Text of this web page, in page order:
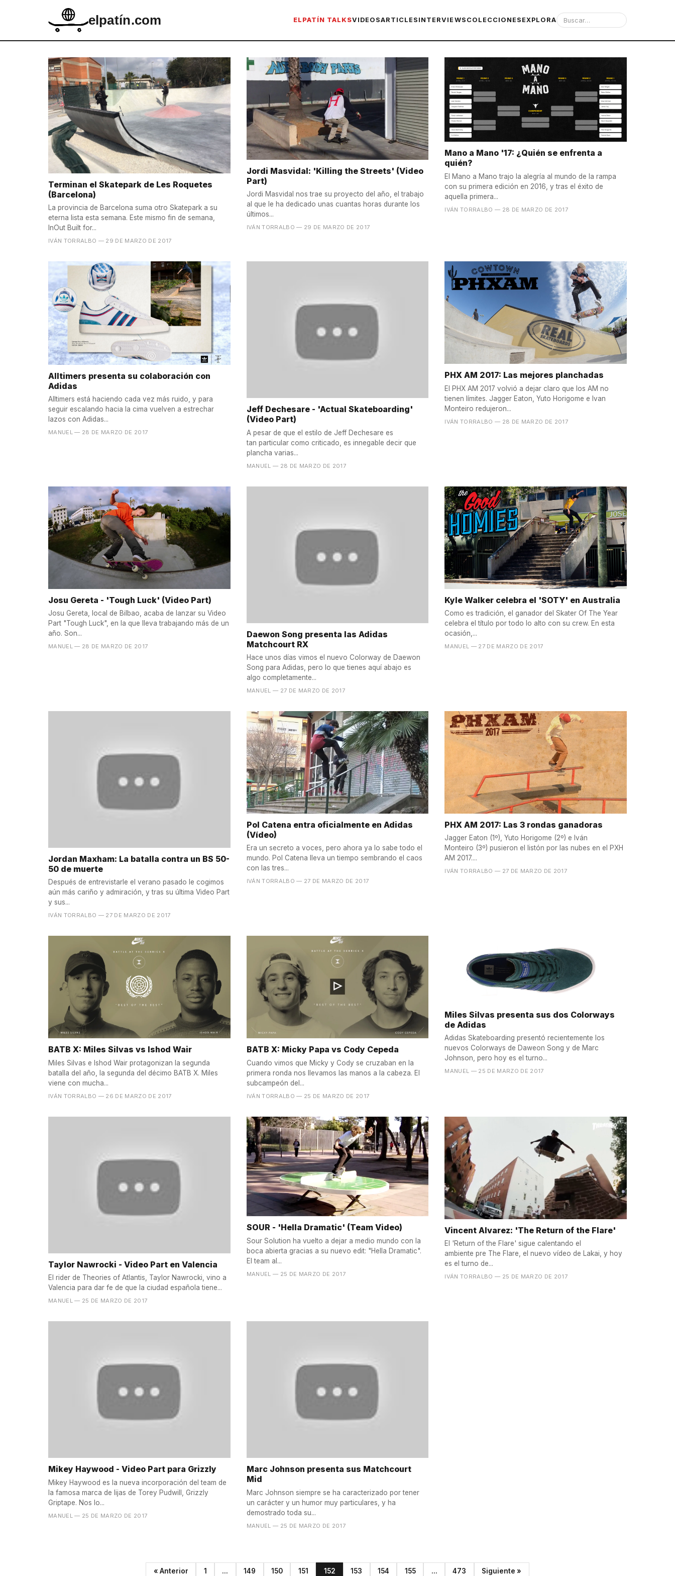
elpatín.com ELPATÍN TALKSVIDEOSARTICLES INTERVIEWS COLECCIONES EXPLORA
Terminan el Skatepark de Les Roquetes
(Barcelona)
La provincia de Barcelona suma otro Skatepark a su
eterna lista esta semana. Este mismo fin de semana,
InOut Built for...
IVÁN TORRALBO — 29 DE MARZO DE 2017
Jordi Masvidal: 'Killing the Streets' (Video
Part)
Jordi Masvidal nos trae su proyecto del año, el trabajo
al que le ha dedicado unas cuantas horas durante los
últimos...
IVÁN TORRALBO — 29 DE MARZO DE 2017
Mano a Mano '17: ¿Quién se enfrenta a
quién?
El Mano a Mano trajo la alegría al mundo de la rampa
con su primera edición en 2016, y tras el éxito de
aquella primera...
IVÁN TORRALBO — 28 DE MARZO DE 2017
Alltimers presenta su colaboración con
Adidas
Alltimers está haciendo cada vez más ruido, y para
seguir escalando hacia la cima vuelven a estrechar
lazos con Adidas...
MANUEL — 28 DE MARZO DE 2017
Jeff Dechesare - 'Actual Skateboarding'
(Video Part)
A pesar de que el estilo de Jeff Dechesare es
tan particular como criticado, es innegable decir que
plancha varias...
MANUEL — 28 DE MARZO DE 2017
PHX AM 2017: Las mejores planchadas
El PHX AM 2017 volvió a dejar claro que los AM no
tienen límites. Jagger Eaton, Yuto Horigome e Ivan
Monteiro redujeron...
IVÁN TORRALBO — 28 DE MARZO DE 2017
Josu Gereta - 'Tough Luck' (Video Part)
Josu Gereta, local de Bilbao, acaba de lanzar su Video
Part "Tough Luck", en la que lleva trabajando más de un
año. Son...
MANUEL — 28 DE MARZO DE 2017
Daewon Song presenta las Adidas
Matchcourt RX
Hace unos días vimos el nuevo Colorway de Daewon
Song para Adidas, pero lo que tienes aquí abajo es
algo completamente...
MANUEL — 27 DE MARZO DE 2017
Kyle Walker celebra el 'SOTY' en Australia
Como es tradición, el ganador del Skater Of The Year
celebra el título por todo lo alto con su crew. En esta
ocasión,...
MANUEL — 27 DE MARZO DE 2017
Jordan Maxham: La batalla contra un BS 50-
50 de muerte
Después de entrevistarle el verano pasado le cogimos
aún más cariño y admiración, y tras su última Video Part
y sus...
IVÁN TORRALBO — 27 DE MARZO DE 2017
Pol Catena entra oficialmente en Adidas
(Vídeo)
Era un secreto a voces, pero ahora ya lo sabe todo el
mundo. Pol Catena lleva un tiempo sembrando el caos
con las tres...
IVÁN TORRALBO — 27 DE MARZO DE 2017
PHX AM 2017: Las 3 rondas ganadoras
Jagger Eaton (1º), Yuto Horigome (2º) e Iván
Monteiro (3º) pusieron el listón por las nubes en el PXH
AM 2017....
IVÁN TORRALBO — 27 DE MARZO DE 2017
BATB X: Miles Silvas vs Ishod Wair
Miles Silvas e Ishod Wair protagonizan la segunda
batalla del año, la segunda del décimo BATB X. Miles
viene con mucha...
IVÁN TORRALBO — 26 DE MARZO DE 2017
BATB X: Micky Papa vs Cody Cepeda
Cuando vimos que Micky y Cody se cruzaban en la
primera ronda nos llevamos las manos a la cabeza. El
subcampeón del...
IVÁN TORRALBO — 25 DE MARZO DE 2017
Miles Silvas presenta sus dos Colorways
de Adidas
Adidas Skateboarding presentó recientemente los
nuevos Colorways de Daweon Song y de Marc
Johnson, pero hoy es el turno...
MANUEL — 25 DE MARZO DE 2017
Taylor Nawrocki - Video Part en Valencia
El rider de Theories of Atlantis, Taylor Nawrocki, vino a
Valencia para dar fe de que la ciudad española tiene...
MANUEL — 25 DE MARZO DE 2017
SOUR - 'Hella Dramatic' (Team Video)
Sour Solution ha vuelto a dejar a medio mundo con la
boca abierta gracias a su nuevo edit: "Hella Dramatic".
El team al...
MANUEL — 25 DE MARZO DE 2017
Vincent Alvarez: 'The Return of the Flare'
El 'Return of the Flare' sigue calentando el
ambiente pre The Flare, el nuevo vídeo de Lakai, y hoy
es el turno de...
IVÁN TORRALBO — 25 DE MARZO DE 2017
Mikey Haywood - Video Part para Grizzly
Mikey Haywood es la nueva incorporación del team de
la famosa marca de lijas de Torey Pudwill, Grizzly
Griptape. Nos lo...
MANUEL — 25 DE MARZO DE 2017
Marc Johnson presenta sus Matchcourt
Mid
Marc Johnson siempre se ha caracterizado por tener
un carácter y un humor muy particulares, y ha
demostrado toda su...
MANUEL — 25 DE MARZO DE 2017
« Anterior 1 ... 149 150 151 152 153 154 155 ... 473 Siguiente »